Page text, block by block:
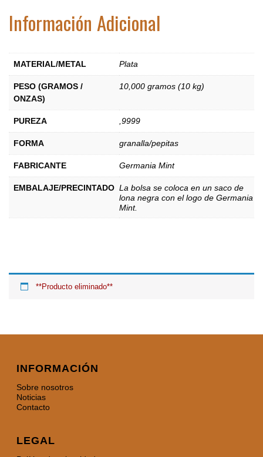
Información Adicional
MATERIAL/METAL Plata
PESO (GRAMOS /
ONZAS)
10,000 gramos (10 kg)
PUREZA ,9999
FORMA granalla/pepitas
FABRICANTE Germania Mint
EMBALAJE/PRECINTADO La bolsa se coloca en un saco de
lona negra con el logo de Germania
Mint.
**Producto eliminado**
INFORMACIÓN
Sobre nosotros
Noticias
Contacto
LEGAL